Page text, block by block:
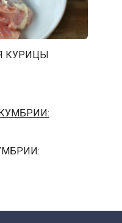
КУРИЦЫ